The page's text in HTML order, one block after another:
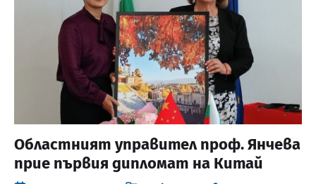
Областният управител проф. Янчева
прие първия дипломат на Китай